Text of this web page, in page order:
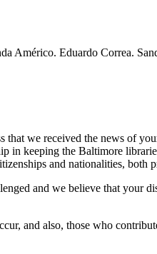
Américo. Eduardo Correa.
we received the news of
in keeping the Baltimore
and nationalities, both
and we believe that your
and also, those who